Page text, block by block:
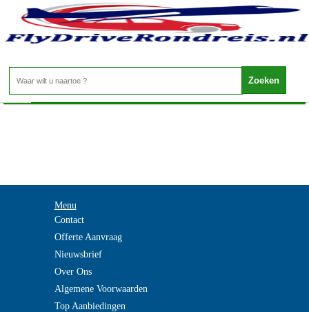
Canada - New Brunswick
Home>
Menu
Contact
Offerte Aanvraag
Nieuwsbrief
Over Ons
Algemene Voorwaarden
Top Aanbiedingen